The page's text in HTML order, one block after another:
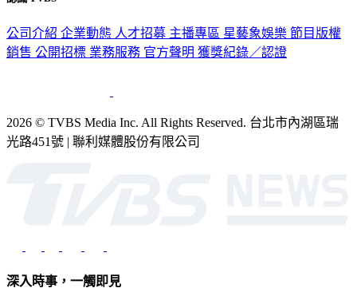
公司介紹 企業動態 人才招募 主播專區 星藝象娛樂 節目版權
銷售 公開招標 業務服務 官方聲明 獲獎紀錄／認證
2026 © TVBS Media Inc. All Rights Reserved. 台北市內湖區瑞
光路451號 | 聯利媒體股份有限公司
深入時事，一觸即見